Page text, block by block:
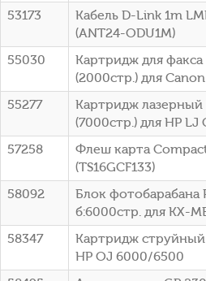
53173
Кабель D-Link 1m
(ANT24-ODU1M)
55030
Картридж для
(2000стр.) для
55277
Картридж лазерный
(7000стр.) для HP LJ
57258
Флеш карта
(TS16GCF133)
58092
Блок фотобарабана
б:6000стр. для KX-
58347
Картридж струйный
HP OJ 6000/6500